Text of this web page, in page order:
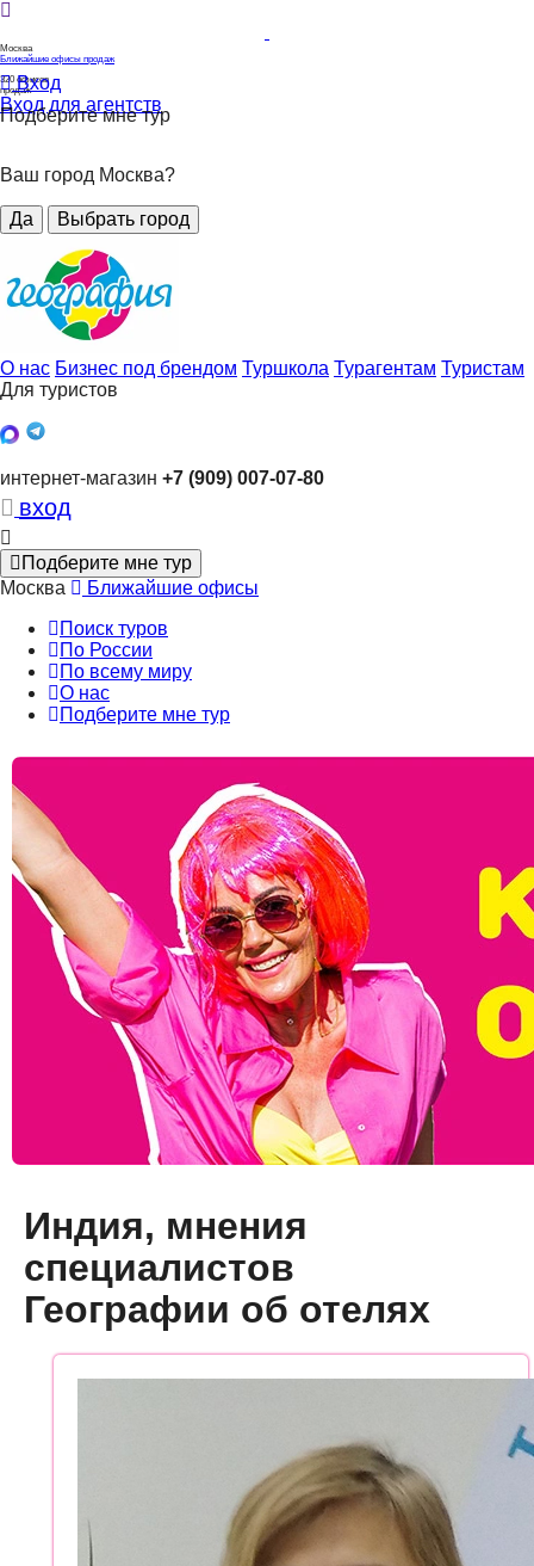
Москва
Ближайшие офисы продаж
320 офисов
продаж
Вход
Вход для агентств
Подберите мне тур
Ваш город Москва?
Да Выбрать город
О нас Бизнес под брендом Туршкола Турагентам Туристам
Для туристов
интернет-магазин +7 (909) 007-07-80
вход
Подберите мне тур
Москва
Ближайшие офисы
Поиск туров
По России
По всему миру
О нас
Подберите мне тур
Индия, мнения
специалистов
Географии об отелях